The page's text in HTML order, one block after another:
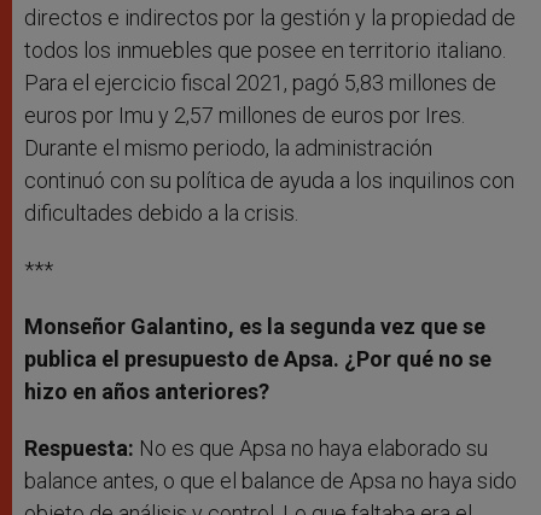
directos e indirectos por la gestión y la propiedad de
todos los inmuebles que posee en territorio italiano.
Para el ejercicio fiscal 2021, pagó 5,83 millones de
euros por Imu y 2,57 millones de euros por Ires.
Durante el mismo periodo, la administración
continuó con su política de ayuda a los inquilinos con
dificultades debido a la crisis.
***
Monseñor Galantino, es la segunda vez que se
publica el presupuesto de Apsa. ¿Por qué no se
hizo en años anteriores?
Respuesta: No es que Apsa no haya elaborado su
balance antes, o que el balance de Apsa no haya sido